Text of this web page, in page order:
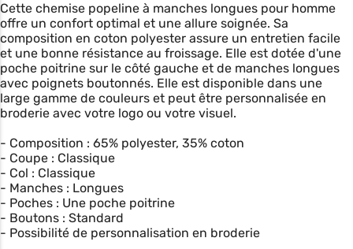
Cette chemise popeline à manches longues pour homme
offre un confort optimal et une allure soignée. Sa
composition en coton polyester assure un entretien facile
et une bonne résistance au froissage. Elle est dotée d'une
poche poitrine sur le côté gauche et de manches longues
avec poignets boutonnés. Elle est disponible dans une
large gamme de couleurs et peut être personnalisée en
broderie avec votre logo ou votre visuel.
- Composition : 65% polyester, 35% coton
- Coupe : Classique
- Col : Classique
- Manches : Longues
- Poches : Une poche poitrine
- Boutons : Standard
- Possibilité de personnalisation en broderie